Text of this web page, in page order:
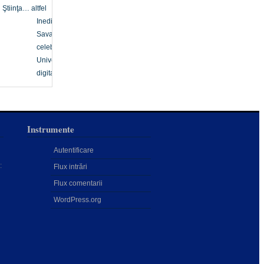
Ştiinţa… altfel
Inedit
Savanți
celebri
Univers
digital
:
Instrumente
Autentificare
Flux intrări
Flux comentarii
WordPress.org